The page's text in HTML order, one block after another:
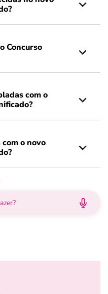
Concurso
com o
o novo